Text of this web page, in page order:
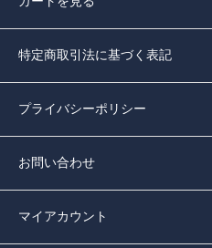
特定商取引法に基づく表記
プライバシーポリシー
お問い合わせ
マイアカウント